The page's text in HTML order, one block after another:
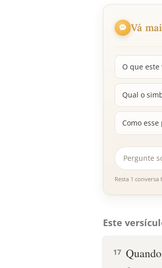
Vá
O que
Qual o
Como
Resta 1 conversa
Este
17